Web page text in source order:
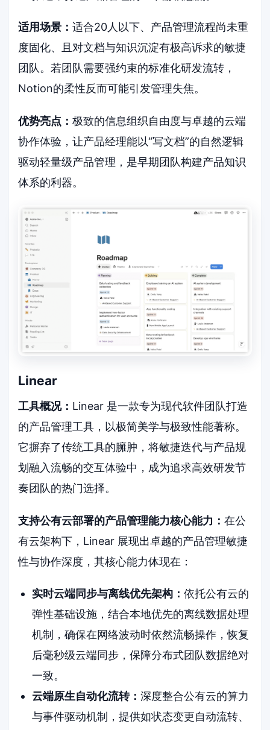
适用场景：适合20人以下、产品管理流程尚未重
度固化、且对文档与知识沉淀有极高诉求的敏捷
团队。若团队需要强约束的标准化研发流转，
Notion的柔性反而可能引发管理失焦。
优势亮点：极致的信息组织自由度与卓越的云端
协作体验，让产品经理能以“写文档”的自然逻辑
驱动轻量级产品管理，是早期团队构建产品知识
体系的利器。
Linear
工具概况： Linear 是一款专为现代软件团队打造
的产品管理工具，以极简美学与极致性能著称。
它摒弃了传统工具的臃肿，将敏捷迭代与产品规
划融入流畅的交互体验中，成为追求高效研发节
奏团队的热门选择。
支持公有云部署的产品管理能力核心能力：在公
有云架构下，Linear 展现出卓越的产品管理敏捷
性与协作深度，其核心能力体现在：
实时云端同步与离线优先架构： 依托公有云的
弹性基础设施，结合本地优先的离线数据处理
机制，确保在网络波动时依然流畅操作，恢复
后毫秒级云端同步，保障分布式团队数据绝对
一致。
云端原生自动化流转： 深度整合公有云的算力
与事件驱动机制，提供如状态变更自动流转、